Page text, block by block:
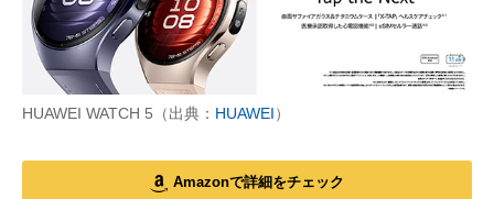
HUAWEI WATCH 5（出典： HUAWEI）
Amazonで詳細をチェック